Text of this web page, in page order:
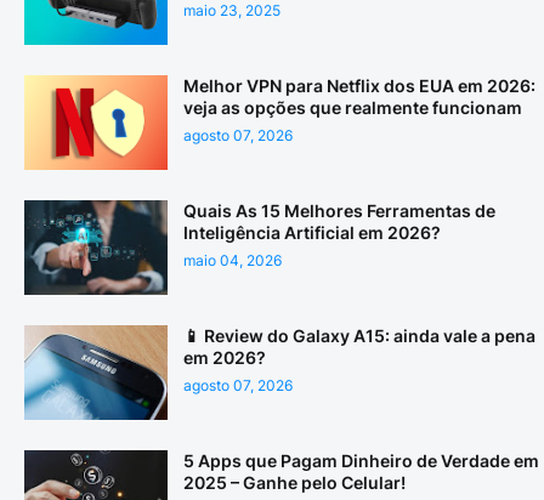
maio 23, 2025
Melhor VPN para Netflix dos EUA em 2026:
veja as opções que realmente funcionam
agosto 07, 2026
Quais As 15 Melhores Ferramentas de
Inteligência Artificial em 2026?
maio 04, 2026
📱 Review do Galaxy A15: ainda vale a pena
em 2026?
agosto 07, 2026
5 Apps que Pagam Dinheiro de Verdade em
2025 – Ganhe pelo Celular!